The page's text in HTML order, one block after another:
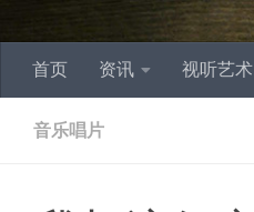
首页 资讯 视听艺术
音乐唱片